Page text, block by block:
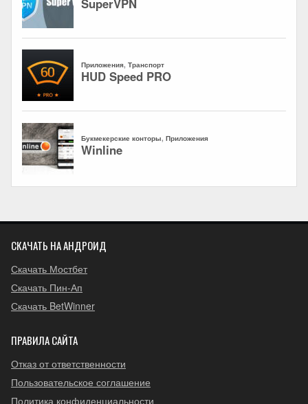
СКАЧАТЬ НА АНДРОИД
Скачать Мостбет
Скачать Пин-Ап
Скачать BetWinner
ПРАВИЛА САЙТА
Отказ от ответственности
Пользовательское соглашение
Политика конфиденциальности